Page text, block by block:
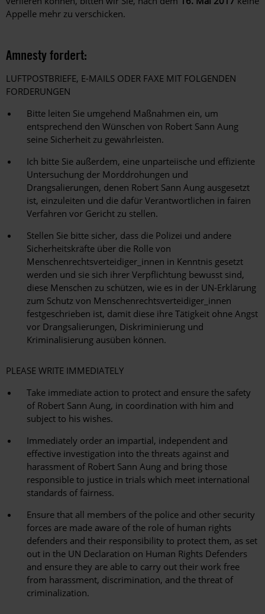
Appelle mehr zu verschicken.
Amnesty fordert:
LUFTPOSTBRIEFE, E-MAILS ODER FAXE MIT FOLGENDEN
FORDERUNGEN
Bitte leiten Sie umgehend Maßnahmen ein, um
entsprechend den Wünschen von Robert Sann Aung
seine Sicherheit zu gewährleisten.
Ich bitte Sie außerdem, eine unparteiische und effiziente
Untersuchung der Morddrohungen und
Drangsalierungen, denen Robert Sann Aung ausgesetzt
ist, einzuleiten und die dafür Verantwortlichen in fairen
Verfahren vor Gericht zu stellen.
Stellen Sie bitte sicher, dass die Polizei und andere
Sicherheitskräfte über die Rolle von
Menschenrechtsverteidiger_innen in Kenntnis gesetzt
werden und sie sich ihrer Verpflichtung bewusst sind,
diese Menschen zu schützen, wie es in der UN-Erklärung
zum Schutz von Menschenrechtsverteidiger_innen
festgeschrieben ist, damit diese ihre Tätigkeit ohne Angst
vor Drangsalierungen, Diskriminierung und
Kriminalisierung ausüben können.
PLEASE WRITE IMMEDIATELY
Take immediate action to protect and ensure the safety
of Robert Sann Aung, in coordination with him and
subject to his wishes.
Immediately order an impartial, independent and
effective investigation into the threats against and
harassment of Robert Sann Aung and bring those
responsible to justice in trials which meet international
standards of fairness.
Ensure that all members of the police and other security
forces are made aware of the role of human rights
defenders and their responsibility to protect them, as set
out in the UN Declaration on Human Rights Defenders
and ensure they are able to carry out their work free
from harassment, discrimination, and the threat of
criminalization.